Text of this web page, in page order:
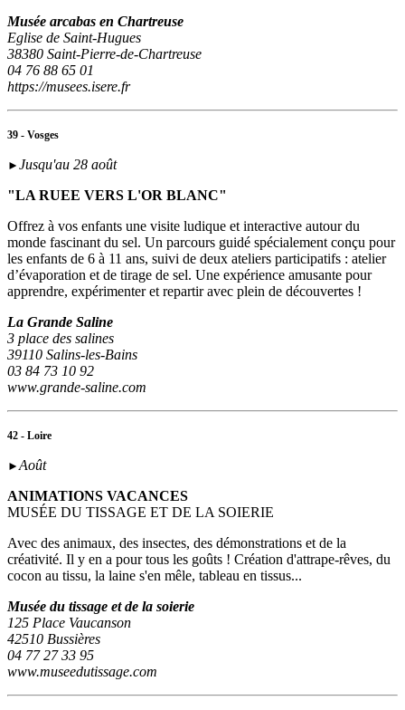
Musée arcabas en Chartreuse
Eglise de Saint-Hugues
38380 Saint-Pierre-de-Chartreuse
04 76 88 65 01
https://musees.isere.fr
39 - Vosges
► Jusqu'au 28 août
"LA RUEE VERS L'OR BLANC"
Offrez à vos enfants une visite ludique et interactive autour du
monde fascinant du sel. Un parcours guidé spécialement conçu pour
les enfants de 6 à 11 ans, suivi de deux ateliers participatifs : atelier
d’évaporation et de tirage de sel. Une expérience amusante pour
apprendre, expérimenter et repartir avec plein de découvertes !
La Grande Saline
3 place des salines
39110 Salins-les-Bains
03 84 73 10 92
www.grande-saline.com
42 - Loire
►Août
ANIMATIONS VACANCES
MUSÉE DU TISSAGE ET DE LA SOIERIE
Avec des animaux, des insectes, des démonstrations et de la
créativité. Il y en a pour tous les goûts ! Création d'attrape-rêves, du
cocon au tissu, la laine s'en mêle, tableau en tissus...
Musée du tissage et de la soierie
125 Place Vaucanson
42510 Bussières
04 77 27 33 95
www.museedutissage.com